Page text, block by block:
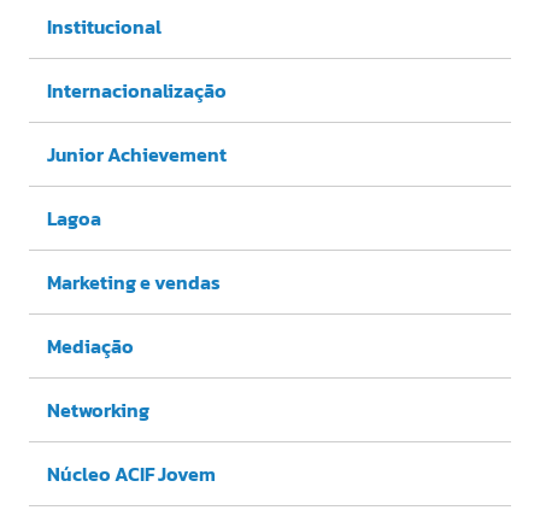
Institucional
Internacionalização
Junior Achievement
Lagoa
Marketing e vendas
Mediação
Networking
Núcleo ACIF Jovem